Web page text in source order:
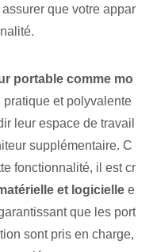
que votre appar
portable comme mo
et polyvalente
leur espace de travail
supplémentaire. C
fonctionnalité, il est cr
et logicielle e
que les port
sont pris en charge,